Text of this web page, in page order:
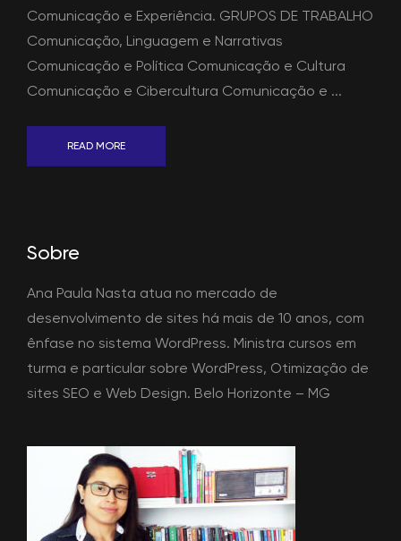
Comunicação e Experiência. GRUPOS DE TRABALHO
Comunicação, Linguagem e Narrativas
Comunicação e Política Comunicação e Cultura
Comunicação e Cibercultura Comunicação e ...
READ MORE
Sobre
Ana Paula Nasta atua no mercado de
desenvolvimento de sites há mais de 10 anos, com
ênfase no sistema WordPress. Ministra cursos em
turma e particular sobre WordPress, Otimização de
sites SEO e Web Design. Belo Horizonte – MG